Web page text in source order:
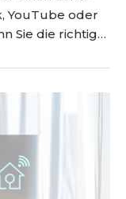
YouTube oder
Sie die richtige
mit